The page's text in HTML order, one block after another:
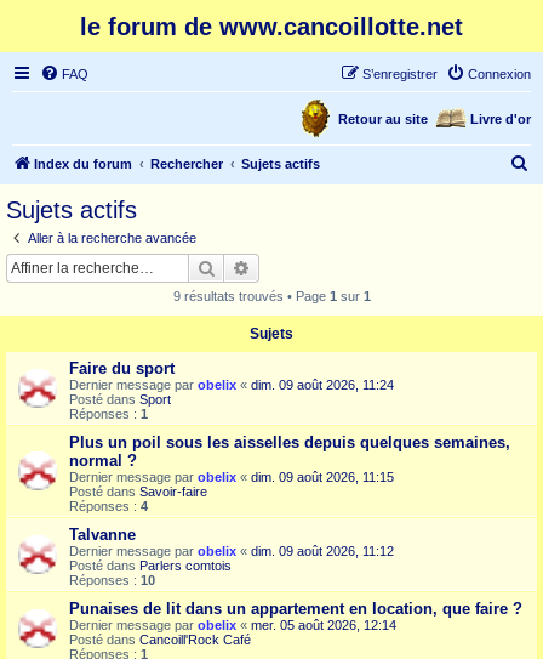
le forum de www.cancoillotte.net
FAQ Connexion
S’enregistrer
Livre d'or
Retour au site
Index du forum Rechercher Sujets actifs
r
Sujets actifs
Aller à la recherche avancée
Rechercher
9 résultats trouvés • Page 1 sur 1
Sujets
Faire du sport
Dernier message par obelix « dim. 09 août 2026, 11:24
Posté dans Sport
Réponses : 1
Plus un poil sous les aisselles depuis quelques semaines,
normal ?
Dernier message par obelix « dim. 09 août 2026, 11:15
Posté dans Savoir-faire
Réponses : 4
Talvanne
Dernier message par obelix « dim. 09 août 2026, 11:12
Posté dans Parlers comtois
Réponses : 10
Punaises de lit dans un appartement en location, que faire ?
Dernier message par obelix « mer. 05 août 2026, 12:14
Posté dans Cancoill'Rock Café
Réponses : 1